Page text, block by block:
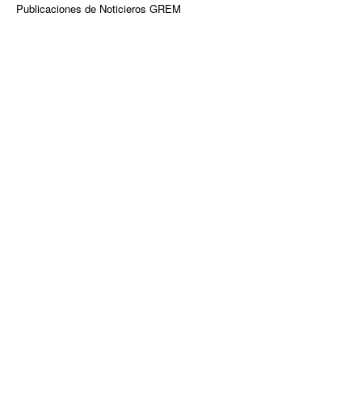
Publicaciones de Noticieros GREM